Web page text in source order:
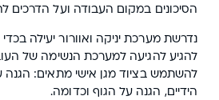
הסיכונים במקום העבודה ועל הדרכים
נדרשת מערכת יניקה ואוורור יעילה
להגיע להגיעה למערכת הנשימה של
להשתמש בציוד מגן אישי מתאים: הגנה
הידיים, הגנה על הגוף וכדומה.